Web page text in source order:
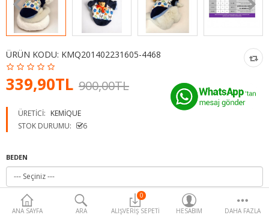
ANA SAYFA ARA
0
ALIŞVERIŞ SEPETI
HESABIM DAHA FAZLA
ÜRÜN KODU: KMQ201402231605-4468
339,90TL 900,00TL
ÜRETICI: KEMIQUE
STOK DURUMU:
6
BEDEN